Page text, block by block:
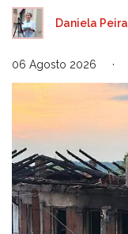
Daniela Peira
06 Agosto 2026